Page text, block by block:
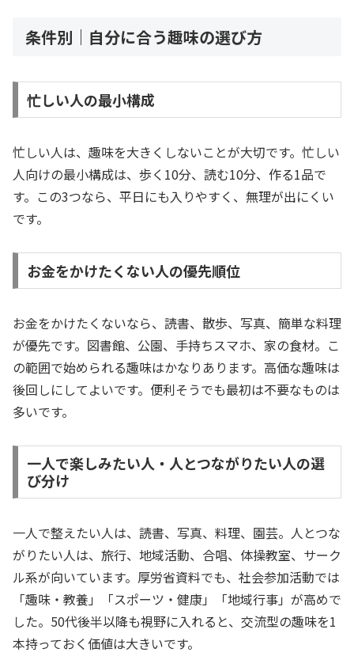
条件別｜自分に合う趣味の選び方
忙しい人の最小構成
忙しい人は、趣味を大きくしないことが大切です。忙しい
人向けの最小構成は、歩く10分、読む10分、作る1品で
す。この3つなら、平日にも入りやすく、無理が出にくい
です。
お金をかけたくない人の優先順位
お金をかけたくないなら、読書、散歩、写真、簡単な料理
が優先です。図書館、公園、手持ちスマホ、家の食材。こ
の範囲で始められる趣味はかなりあります。高価な趣味は
後回しにしてよいです。便利そうでも最初は不要なものは
多いです。
一人で楽しみたい人・人とつながりたい人の選
び分け
一人で整えたい人は、読書、写真、料理、園芸。人とつな
がりたい人は、旅行、地域活動、合唱、体操教室、サーク
ル系が向いています。厚労省資料でも、社会参加活動では
「趣味・教養」「スポーツ・健康」「地域行事」が高めで
した。50代後半以降も視野に入れると、交流型の趣味を1
本持っておく価値は大きいです。